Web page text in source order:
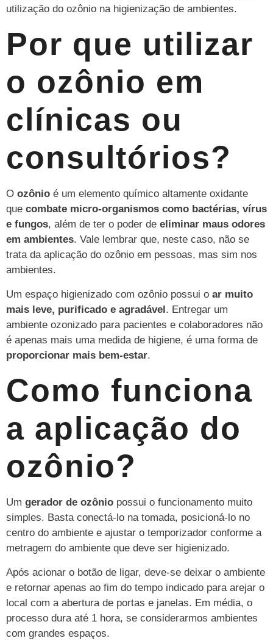
utilização do ozônio na higienização de ambientes.
Por que utilizar
o ozônio em
clínicas ou
consultórios?
O ozônio é um elemento químico altamente oxidante
que combate micro-organismos como bactérias, vírus
e fungos, além de ter o poder de eliminar maus odores
em ambientes. Vale lembrar que, neste caso, não se
trata da aplicação do ozônio em pessoas, mas sim nos
ambientes.
Um espaço higienizado com ozônio possui o ar muito
mais leve, purificado e agradável. Entregar um
ambiente ozonizado para pacientes e colaboradores não
é apenas mais uma medida de higiene, é uma forma de
proporcionar mais bem-estar.
Como funciona
a aplicação do
ozônio?
Um gerador de ozônio possui o funcionamento muito
simples. Basta conectá-lo na tomada, posicioná-lo no
centro do ambiente e ajustar o temporizador conforme a
metragem do ambiente que deve ser higienizado.
Após acionar o botão de ligar, deve-se deixar o ambiente
e retornar apenas ao fim do tempo indicado para arejar o
local com a abertura de portas e janelas. Em média, o
processo dura até 1 hora, se considerarmos ambientes
com grandes espaços.